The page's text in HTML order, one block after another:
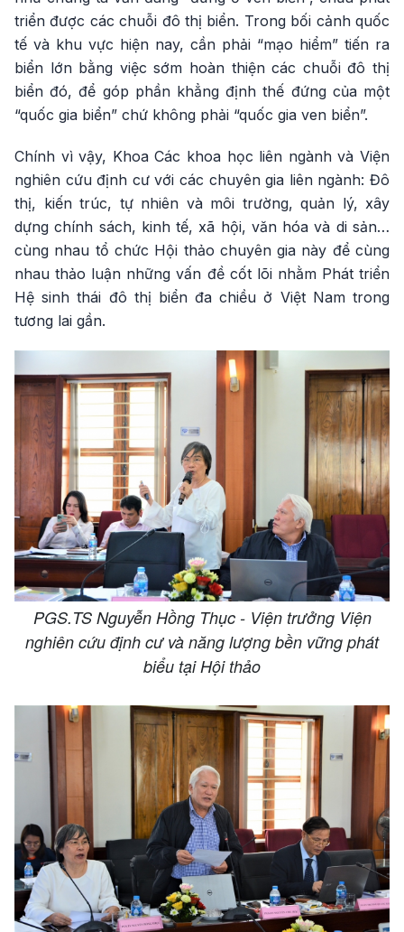
triển được các chuỗi đô thị biển. Trong bối cảnh quốc
tế và khu vực hiện nay, cần phải “mạo hiểm” tiến ra
biển lớn bằng việc sớm hoàn thiện các chuỗi đô thị
biển đó, để góp phần khẳng định thế đứng của một
“quốc gia biển” chứ không phải “quốc gia ven biển”.
Chính vì vậy, Khoa Các khoa học liên ngành và Viện
nghiên cứu định cư với các chuyên gia liên ngành: Đô
thị, kiến trúc, tự nhiên và môi trường, quản lý, xây
dựng chính sách, kinh tế, xã hội, văn hóa và di sản…
cùng nhau tổ chức Hội thảo chuyên gia này để cùng
nhau thảo luận những vấn đề cốt lõi nhằm Phát triển
Hệ sinh thái đô thị biển đa chiều ở Việt Nam trong
tương lai gần.
PGS.TS Nguyễn Hồng Thục - Viện trưởng Viện
nghiên cứu định cư và năng lượng bền vững phát
biểu tại Hội thảo